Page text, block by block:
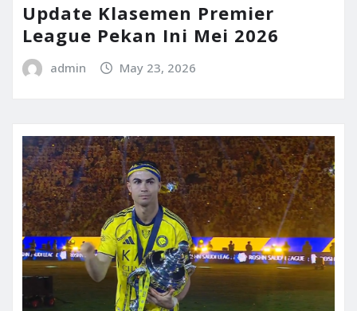
Update Klasemen Premier
League Pekan Ini Mei 2026
admin May 23, 2026